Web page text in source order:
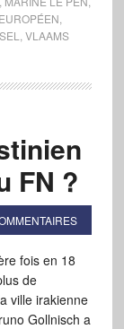
VLAAMS
FN ?
fois en 18
de
ville irakienne
Gollnisch a